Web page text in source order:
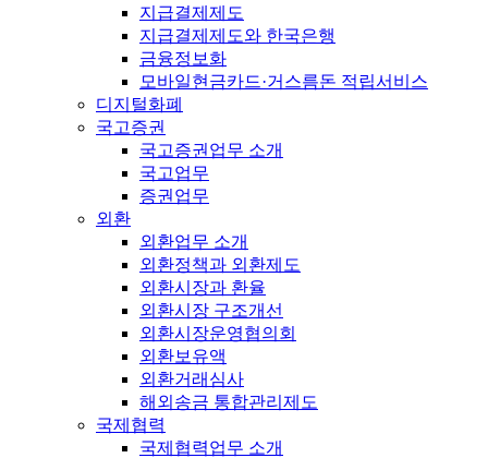
지급결제제도
지급결제제도와 한국은행
금융정보화
모바일현금카드·거스름돈 적립서비스
디지털화폐
국고증권
국고증권업무 소개
국고업무
증권업무
외환
외환업무 소개
외환정책과 외환제도
외환시장과 환율
외환시장 구조개선
외환시장운영협의회
외환보유액
외환거래심사
해외송금 통합관리제도
국제협력
국제협력업무 소개